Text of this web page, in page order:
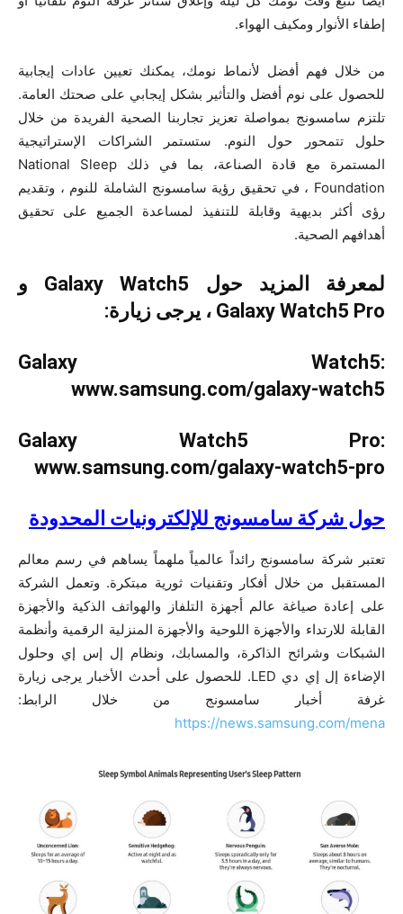
إطفاء الأنوار ومكيف الهواء.
من خلال فهم أفضل لأنماط نومك، يمكنك تعيين عادات إيجابية
للحصول على نوم أفضل والتأثير بشكل إيجابي على صحتك العامة.
تلتزم سامسونج بمواصلة تعزيز تجاربنا الصحية الفريدة من خلال
حلول تتمحور حول النوم. ستستمر الشراكات الإستراتيجية
المستمرة مع قادة الصناعة، بما في ذلك National Sleep
Foundation ، في تحقيق رؤية سامسونج الشاملة للنوم ، وتقديم
رؤى أكثر بديهية وقابلة للتنفيذ لمساعدة الجميع على تحقيق
أهدافهم الصحية.
لمعرفة المزيد حول Galaxy Watch5 و
Galaxy Watch5 Pro ، يرجى زيارة:
Galaxy Watch5:
www.samsung.com/galaxy-watch5
Galaxy Watch5 Pro:
www.samsung.com/galaxy-watch5-pro
حول شركة سامسونج للإلكترونيات المحدودة
تعتبر شركة سامسونج رائداً عالمياً ملهماً يساهم في رسم معالم
المستقبل من خلال أفكار وتقنيات ثورية مبتكرة. وتعمل الشركة
على إعادة صياغة عالم أجهزة التلفاز والهواتف الذكية والأجهزة
القابلة للارتداء والأجهزة اللوحية والأجهزة المنزلية الرقمية وأنظمة
الشبكات وشرائح الذاكرة، والمسابك، ونظام إل إس إي وحلول
الإضاءة إل إي دي LED. للحصول على أحدث الأخبار يرجى زيارة
غرفة أخبار سامسونج من خلال الرابط:
https://news.samsung.com/mena